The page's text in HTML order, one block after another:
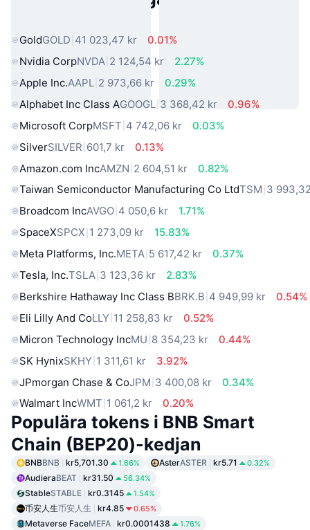
GoldGOLD 41 023,47 kr
0.01%
Nvidia CorpNVDA 2 124,54 kr
2.27%
Apple Inc.AAPL 2 973,66 kr
0.29%
Alphabet Inc Class AGOOGL 3 368,42 kr
0.96%
Microsoft CorpMSFT 4 742,06 kr
0.03%
SilverSILVER 601,7 kr
0.13%
Amazon.com IncAMZN 2 604,51 kr
0.82%
Taiwan Semiconductor Manufacturing Co LtdTSM 3
Broadcom IncAVGO 4 050,6 kr
1.71%
SpaceXSPCX 1 273,09 kr
15.83%
Meta Platforms, Inc.META 5 617,42 kr
0.37%
Tesla, Inc.TSLA 3 123,36 kr
2.83%
Berkshire Hathaway Inc Class BBRK.B 4 949,99 kr
0.54%
Eli Lilly And CoLLY 11 258,83 kr
0.52%
Micron Technology IncMU 8 354,23 kr
0.44%
SK HynixSKHY 1 311,61 kr
3.92%
JPmorgan Chase & CoJPM 3 400,08 kr
0.34%
Walmart IncWMT 1 061,2 kr 0.20%
Populära tokens i BNB Smart
Chain (BEP20)-kedjan
BNBBNB kr5,701.30 1.66% AsterASTER kr5.71 0.32%
AudieraBEAT kr31.50 56.34%
StableSTABLE kr0.3145 1.54%
币安人生币安人生 kr4.85 0.65%
Metaverse FaceMEFA kr0.0001438 1.76%